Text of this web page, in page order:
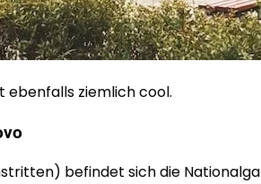
ebenfalls ziemlich cool.
befindet sich die